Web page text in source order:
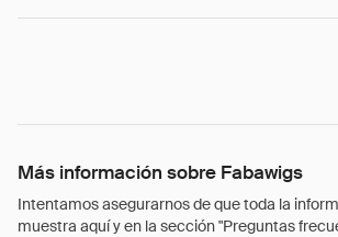
Más información sobre Fabawigs
Intentamos asegurarnos de que toda la
muestra aquí y en la sección "Preguntas